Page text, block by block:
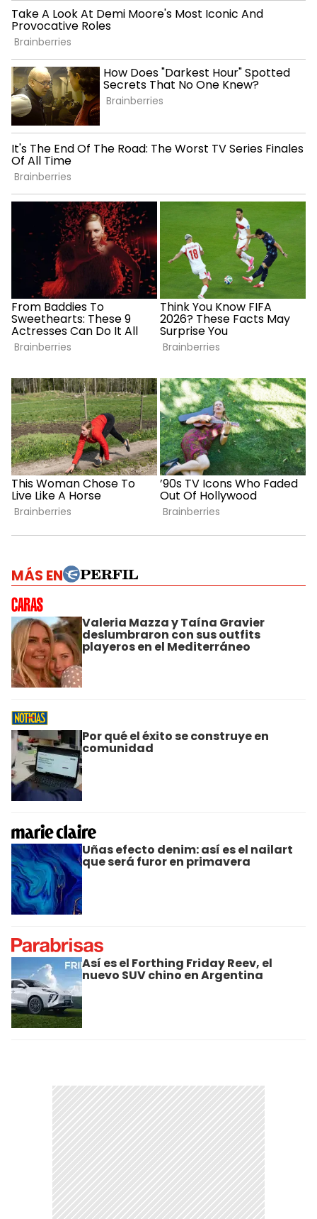
MÁS EN
Valeria Mazza y Taína Gravier
deslumbraron con sus outfits
playeros en el Mediterráneo
Por qué el éxito se construye en
comunidad
Uñas efecto denim: así es el nailart
que será furor en primavera
Así es el Forthing Friday Reev, el
nuevo SUV chino en Argentina